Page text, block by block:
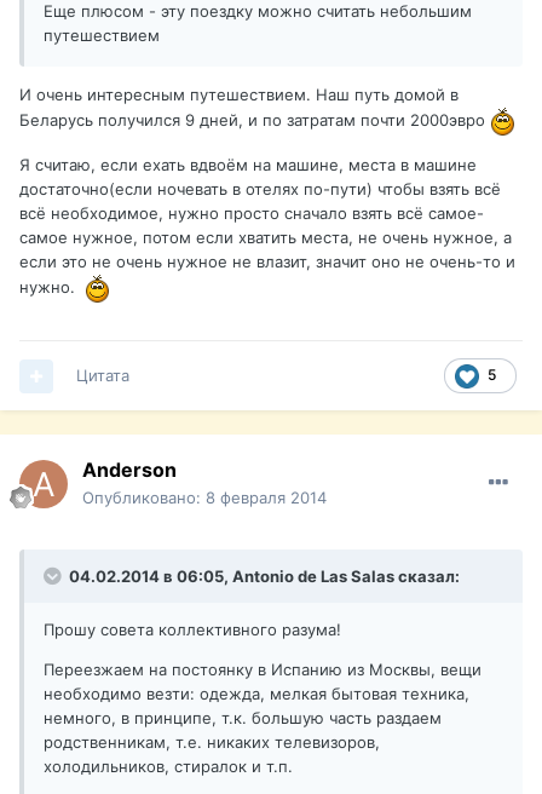
Еще плюсом - эту поездку можно считать небольшим
путешествием
И очень интересным путешествием. Наш путь домой в
Беларусь получился 9 дней, и по затратам почти 2000эвро
Я считаю, если ехать вдвоём на машине, места в машине
достаточно(если ночевать в отелях по-пути) чтобы взять всё
всё необходимое, нужно просто сначало взять всё самое-
самое нужное, потом если хватить места, не очень нужное, а
если это не очень нужное не влазит, значит оно не очень-то и
нужно.
5
Цитата
Anderson
Опубликовано: 8 февраля 2014
04.02.2014 в 06:05, Antonio de Las Salas сказал:
Прошу совета коллективного разума!
Переезжаем на постоянку в Испанию из Москвы, вещи
необходимо везти: одежда, мелкая бытовая техника,
немного, в принципе, т.к. большую часть раздаем
родственникам, т.е. никаких телевизоров,
холодильников, стиралок и т.п.